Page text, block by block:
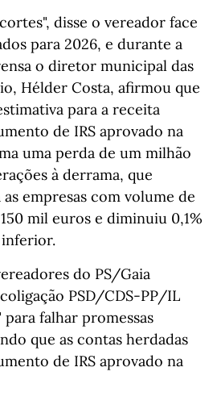
disse o vereador face
para 2026, e durante a
o diretor municipal das
Hélder Costa, afirmou que
para a receita
de IRS aprovado na
uma perda de um milhão
à derrama, que
empresas com volume de
mil euros e diminuiu 0,1%
inferior.
do PS/Gaia
PSD/CDS-PP/IL
para falhar promessas
que as contas herdadas
de IRS aprovado na